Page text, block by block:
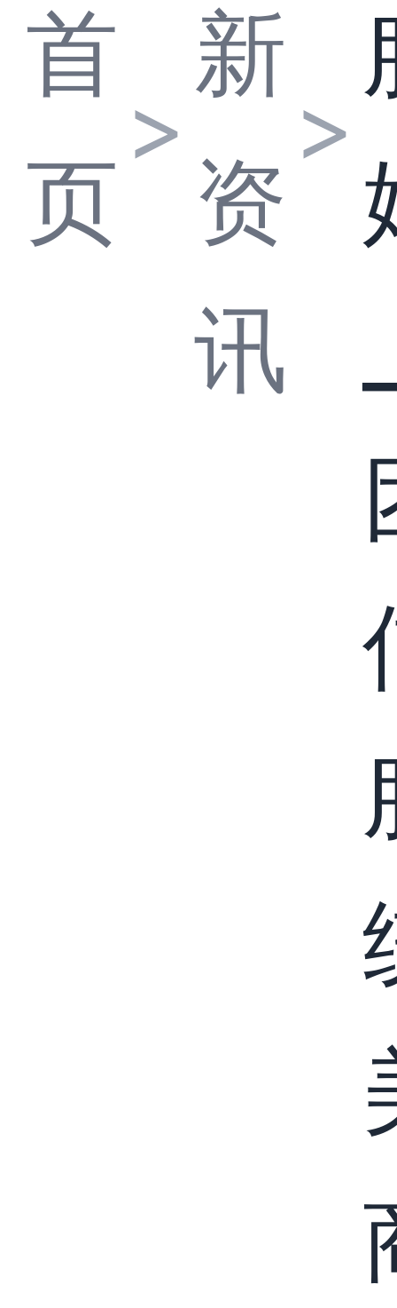
首
页
>
新
资
讯
>